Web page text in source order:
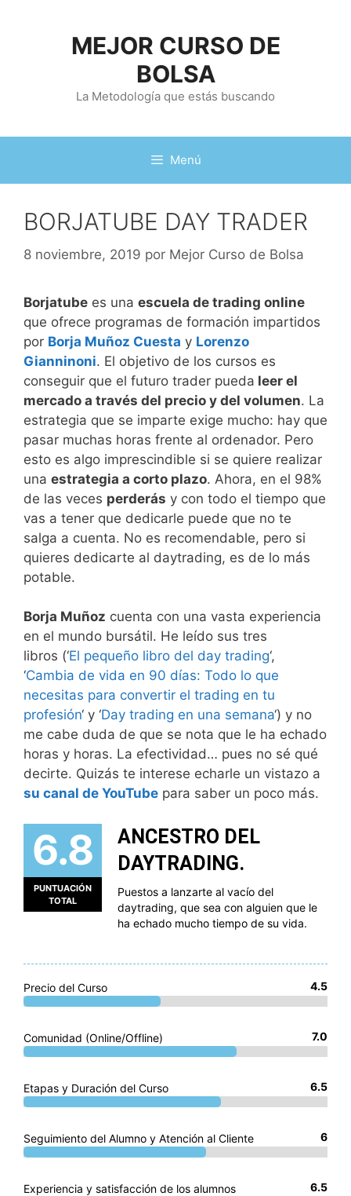
MEJOR CURSO DE
BOLSA
La Metodología que estás buscando
Menú
BORJATUBE DAY TRADER
8 noviembre, 2019 por Mejor Curso de Bolsa
Borjatube es una escuela de trading online
que ofrece programas de formación impartidos
por Borja Muñoz Cuesta y Lorenzo
Gianninoni. El objetivo de los cursos es
conseguir que el futuro trader pueda leer el
mercado a través del precio y del volumen. La
estrategia que se imparte exige mucho: hay que
pasar muchas horas frente al ordenador. Pero
esto es algo imprescindible si se quiere realizar
una estrategia a corto plazo. Ahora, en el 98%
de las veces perderás y con todo el tiempo que
vas a tener que dedicarle puede que no te
salga a cuenta. No es recomendable, pero si
quieres dedicarte al daytrading, es de lo más
potable.
Borja Muñoz cuenta con una vasta experiencia
en el mundo bursátil. He leído sus tres
libros (‘El pequeño libro del day trading‘,
‘Cambia de vida en 90 días: Todo lo que
necesitas para convertir el trading en tu
profesión‘ y ‘Day trading en una semana‘) y no
me cabe duda de que se nota que le ha echado
horas y horas. La efectividad… pues no sé qué
decirte. Quizás te interese echarle un vistazo a
su canal de YouTube para saber un poco más.
6.8
PUNTUACIÓN
TOTAL
ANCESTRO DEL
DAYTRADING.
Puestos a lanzarte al vacío del
daytrading, que sea con alguien que le
ha echado mucho tiempo de su vida.
Precio del Curso 4.5
Comunidad (Online/Offline) 7.0
Etapas y Duración del Curso 6.5
Seguimiento del Alumno y Atención al Cliente 6
Experiencia y satisfacción de los alumnos 6.5